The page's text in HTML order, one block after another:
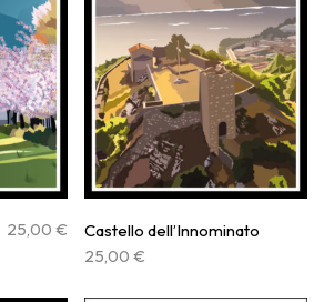
25,00 €
Castello dell’Innominato
25,00 €